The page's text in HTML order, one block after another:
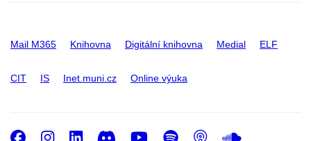
Mail M365 Knihovna Digitální knihovna Medial ELF
CIT IS Inet.muni.cz Online výuka
Facebook
Instagram
LinkedIn
DiscordYoutube
Spotify
Podcast